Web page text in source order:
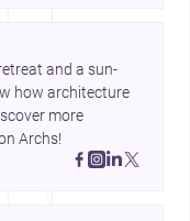
and a sun-
how architecture
more
Archs!